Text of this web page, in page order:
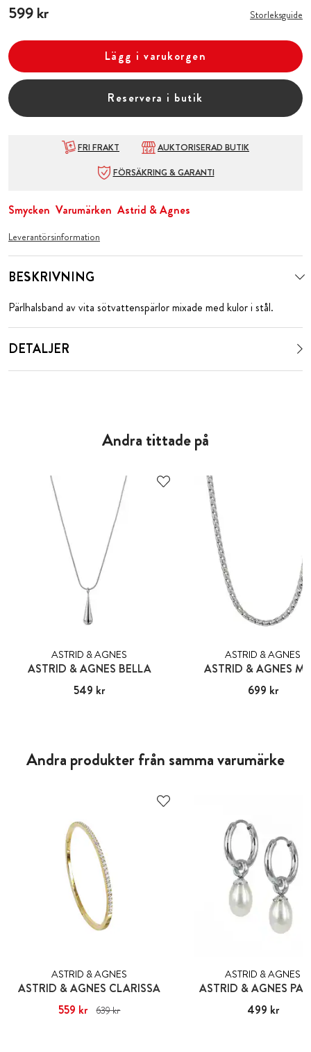
Pris:599 kr
599 kr Storleksguide
Lägg i varukorgen
Reservera i butik
FRI FRAKT
AUKTORISERAD BUTIK
FÖRSÄKRING & GARANTI
Smycken Varumärken Astrid & Agnes
Leverantörsinformation
BESKRIVNING
Pärlhalsband av vita sötvattenspärlor mixade med kulor i stål.
DETALJER
Andra tittade på
ASTRID & AGNES
ASTRID & AGNES BELLA
Pris:549 kr
549 kr
ASTRID & AGNES
ASTRID & AGNES
Pris:699 kr
699 kr
Andra produkter från samma varumärke
ASTRID & AGNES
ASTRID & AGNES CLARISSA
Nuvarande pris: 559 kr
559 kr 639 kr
ASTRID & AGNES
ASTRID & AGNES
Pris:499 kr
499 kr